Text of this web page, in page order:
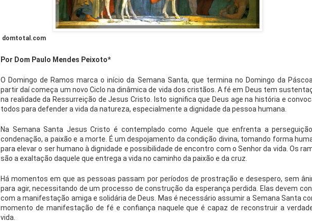
domtotal.com
Por Dom Paulo Mendes Peixoto*
O Domingo de Ramos marca o início da Semana Santa, que termina no Domingo da
partir daí começa um novo Ciclo na dinâmica de vida dos cristãos. A fé em Deus tem
na realidade da Ressurreição de Jesus Cristo. Isto significa que Deus age na história e
todos para defender a vida da natureza, especialmente a dignidade da pessoa humana.
Na Semana Santa Jesus Cristo é contemplado como Aquele que enfrenta a
condenação, a paixão e a morte. É um despojamento da condição divina, tomando forma
para elevar o ser humano à dignidade e possibilidade de encontro com o Senhor da vida. Os
são a exaltação daquele que entrega a vida no caminho da paixão e da cruz.
Há momentos em que as pessoas passam por períodos de prostração e desespero, sem
para agir, necessitando de um processo de construção da esperança perdida. Elas devem
com a manifestação amiga e solidária de Deus. Mas é necessário assumir a Semana Santa
momento de manifestação de fé e confiança naquele que é capaz de reconstruir a
vida.